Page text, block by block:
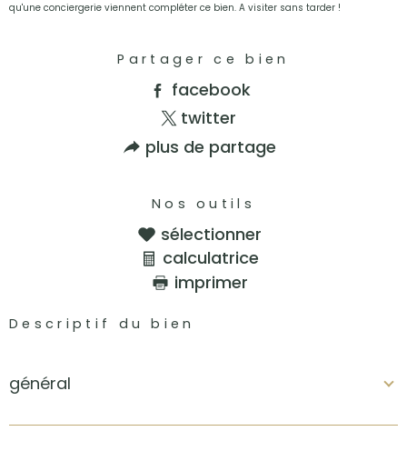
qu'une conciergerie viennent compléter ce bien. A visiter sans tarder !
Partager ce bien
facebook
twitter
plus de partage
Nos outils
sélectionner
calculatrice
imprimer
Descriptif du bien
général